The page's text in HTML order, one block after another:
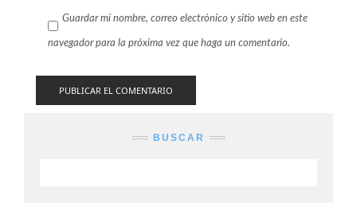
Guardar mi nombre, correo electrónico y sitio web en este
navegador para la próxima vez que haga un comentario.
BUSCAR